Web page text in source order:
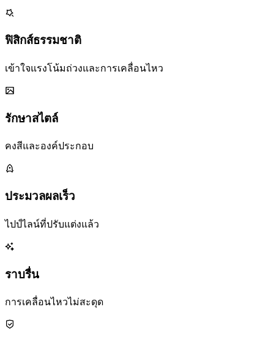
ฟิสิกส์ธรรมชาติ
เข้าใจแรงโน้มถ่วงและการเคลื่อนไหว
รักษาสไตล์
คงสีและองค์ประกอบ
ประมวลผลเร็ว
ไปป์ไลน์ที่ปรับแต่งแล้ว
ราบรื่น
การเคลื่อนไหวไม่สะดุด